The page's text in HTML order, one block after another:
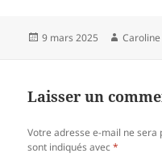
Publié
9 mars 2025 Auteur
Caroline
Laisser un
Votre adresse e-mail ne sera
sont indiqués avec*